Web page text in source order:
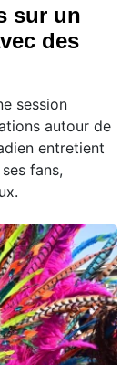
sur un
des
session
autour de
entretient
fans,